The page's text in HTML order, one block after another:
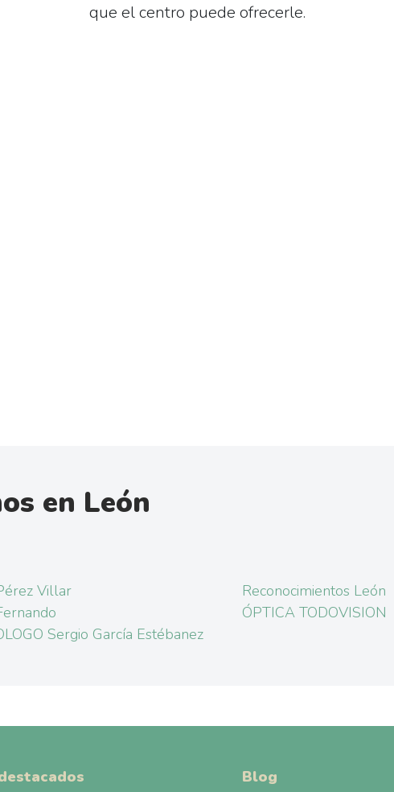
que el centro puede ofrecerle.
en León
Villar
Reconocimientos León
ÓPTICA TODOVISION
Sergio García Estébanez
Blog